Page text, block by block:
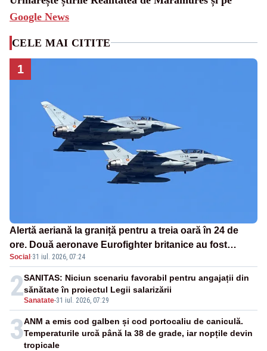
Google News
CELE MAI CITITE
1
Alertă aeriană la graniță pentru a treia oară în 24 de
ore. Două aeronave Eurofighter britanice au fost
ridicate de la sol
Social ·31 iul. 2026, 07:24
2Sanatate-31 iul. 2026, 07:29
SANITAS: Niciun scenariu favorabil pentru angajații din
sănătate în proiectul Legii salarizării
3ANM a emis cod galben și cod portocaliu de caniculă.
Temperaturile urcă până la 38 de grade, iar nopțile devin
tropicale